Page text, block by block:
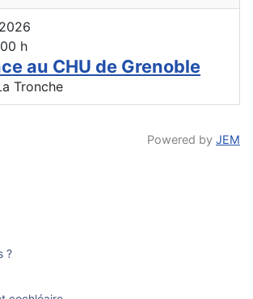
h
au CHU de Grenoble
Tronche
Powered by JEM
?